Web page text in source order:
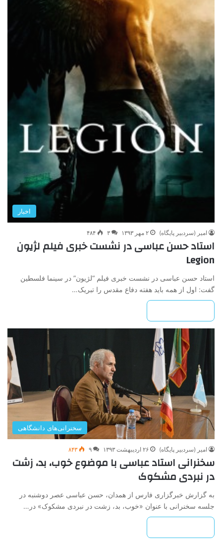
اخبار
امیر (سردبیر پایگاه) ۲ مهر ۱۳۹۳ ۳ ۴۸۴
استاد حسن عباسی در نشست خبری فیلم لژیون
Legion
استاد حسن عباسی در نشست خبری فیلم “لژیون” در سینما فلسطین
گفت: اول از همه باید هفته دفاع مقدس را تبریک…
سخنرانی‌های دانشگاهی
امیر (سردبیر پایگاه) ۲۶ اردیبهشت ۱۳۹۳ ۹ ۸۴۳
سخنرانی استاد عباسی با موضوع خوب، بد، زشت
در نبردی مشکوک
به گزارش خبرگزاری فارس از همدان، حسن عباسی عصر دوشنبه در
جلسه سخنرانی با عنوان «خوب، بد، زشت در نبردی مشکوک» در…